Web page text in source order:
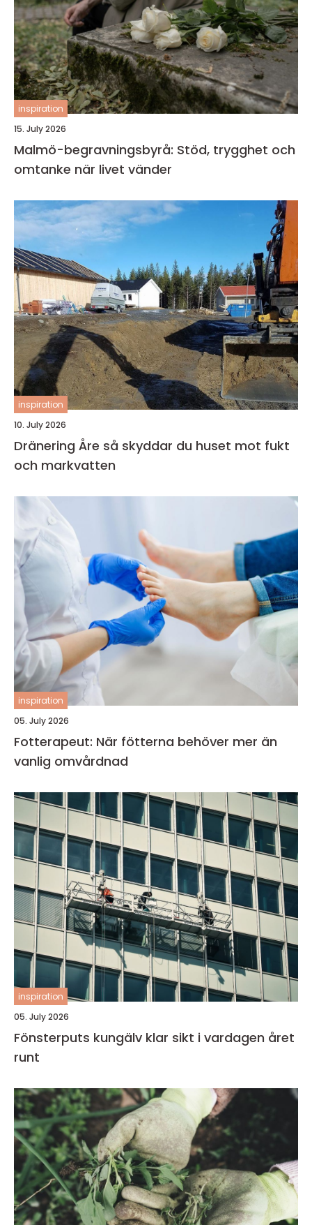
inspiration
15. July 2026
Malmö-begravningsbyrå: Stöd, trygghet och
omtanke när livet vänder
inspiration
10. July 2026
Dränering Åre så skyddar du huset mot fukt
och markvatten
inspiration
05. July 2026
Fotterapeut: När fötterna behöver mer än
vanlig omvårdnad
inspiration
05. July 2026
Fönsterputs kungälv klar sikt i vardagen året
runt